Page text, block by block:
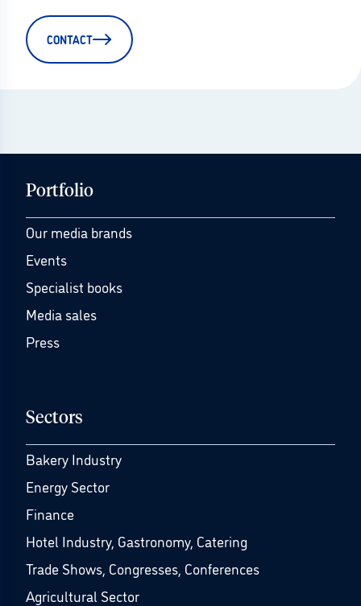
CONTACT
Portfolio
Our media brands
Events
Specialist books
Media sales
Press
Sectors
Bakery Industry
Energy Sector
Finance
Hotel Industry, Gastronomy, Catering
Trade Shows, Congresses, Conferences
Agricultural Sector